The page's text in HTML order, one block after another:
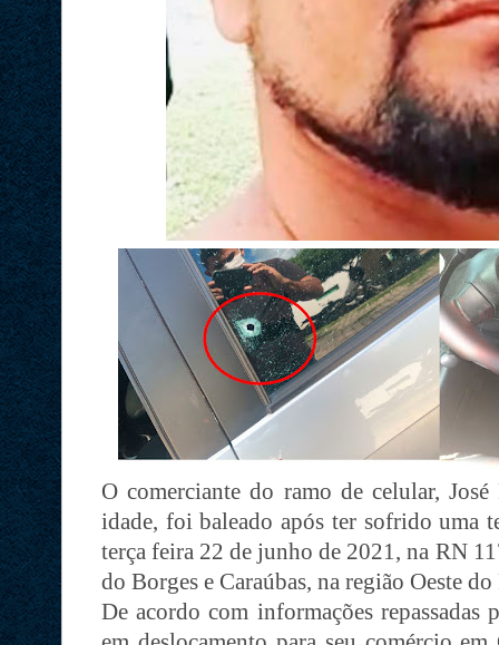
O comerciante do ramo de celular,
idade, foi baleado após ter sofrido uma
terça feira 22 de junho de 2021, na RN
do Borges e Caraúbas, na região Oeste
De acordo com informações